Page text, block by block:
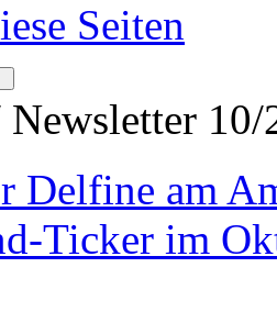
Seiten
Newsletter 10/
Delfine am
Ticker im